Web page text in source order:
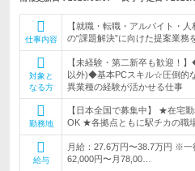
仕事内容
【就職・転職・アルバイト・
の“課題解決”に向けた提案業
対象と
なる方
【未経験・第二新卒も歓迎！
以外)◆基本PCスキル☆圧倒的
異業種の経験が活かせる仕事
勤務地
【日本全国で募集中】 ★在宅
OK ★各拠点ともに駅チカの職
給与
月給：27.6万円〜38.7万円 ※
62,000円〜月78,00…